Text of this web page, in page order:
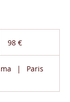
98 €
|
Paris